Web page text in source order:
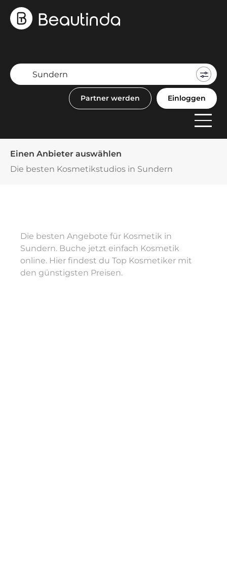
Partner werden Einloggen
Einen Anbieter auswählen
Die besten Kosmetikstudios in Sundern
Die besten Angebote für Kosmetik in
Sundern. Buche jetzt einfach Kosmetik
online. Hier findest du Top Kosmetiker mit
den günstigsten Preisen.